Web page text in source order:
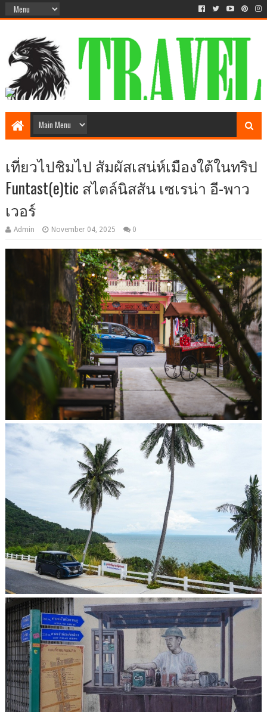
เที่ยวไปชิมไป สัมผัสเสน่ห์เมืองใต้ในทริป
Funtast(e)tic สไตล์นิสสัน เซเรน่า อี-พาว
เวอร์
Admin November 04, 2025 0